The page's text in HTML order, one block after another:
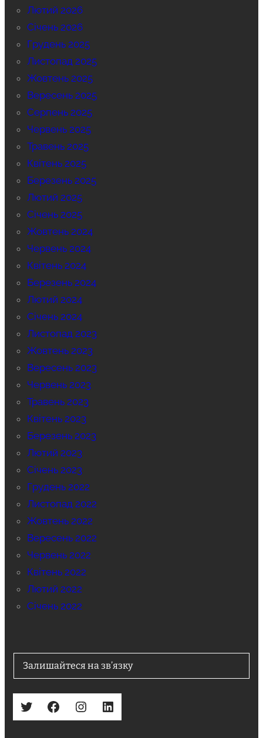
Лютий 2026
Січень 2026
Грудень 2025
Листопад 2025
Жовтень 2025
Вересень 2025
Серпень 2025
Червень 2025
Травень 2025
Квітень 2025
Березень 2025
Лютий 2025
Січень 2025
Жовтень 2024
Червень 2024
Квітень 2024
Березень 2024
Лютий 2024
Січень 2024
Листопад 2023
Жовтень 2023
Вересень 2023
Червень 2023
Травень 2023
Квітень 2023
Березень 2023
Лютий 2023
Січень 2023
Грудень 2022
Листопад 2022
Жовтень 2022
Вересень 2022
Червень 2022
Квітень 2022
Лютий 2022
Січень 2022
Залишайтеся на зв’язку
Twitter Facebook Instagram LinkedIn